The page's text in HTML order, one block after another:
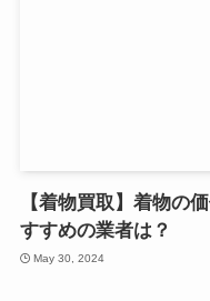
【着物買取】着物の
すすめの業者は？
May 30, 2024